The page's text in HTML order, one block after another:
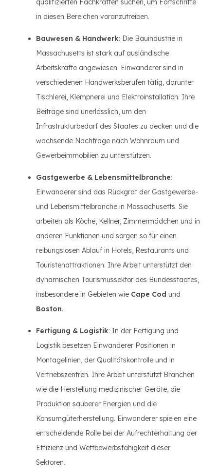
qualifizierten Fachkräften suchen, um Fortschritte
in diesen Bereichen voranzutreiben.
Bauwesen & Handwerk: Die Bauindustrie in
Massachusetts ist stark auf ausländische
Arbeitskräfte angewiesen. Einwanderer sind in
verschiedenen Handwerksberufen tätig, darunter
Tischlerei, Klempnerei und Elektroinstallation. Ihre
Beiträge sind unerlässlich, um den
Infrastrukturbedarf des Staates zu decken und die
wachsende Nachfrage nach Wohnraum und
Gewerbeimmobilien zu unterstützen.
Gastgewerbe & Lebensmittelbranche:
Einwanderer sind das Rückgrat der Gastgewerbe-
und Lebensmittelbranche in Massachusetts. Sie
arbeiten als Köche, Kellner, Zimmermädchen und in
anderen Funktionen und sorgen so für einen
reibungslosen Ablauf in Hotels, Restaurants und
Touristenattraktionen. Ihre Arbeit unterstützt den
dynamischen Tourismussektor des Bundesstaates,
insbesondere in Gebieten wie Cape Cod und
Boston.
Fertigung & Logistik: In der Fertigung und
Logistik besetzen Einwanderer Positionen in
Montagelinien, der Qualitätskontrolle und in
Vertriebszentren. Ihre Arbeit unterstützt Branchen
wie die Herstellung medizinischer Geräte, die
Produktion sauberer Energien und die
Konsumgüterherstellung. Einwanderer spielen eine
entscheidende Rolle bei der Aufrechterhaltung der
Effizienz und Wettbewerbsfähigkeit dieser
Sektoren.